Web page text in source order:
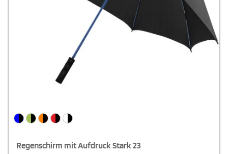
Regenschirm mit Aufdruck Stark 23